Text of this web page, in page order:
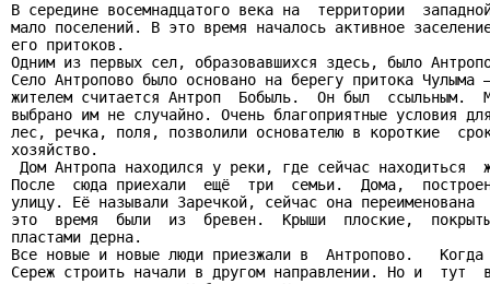
В середине восемнадцатого века на  территории
мало поселений. В это время началось активное
его притоков.
Одним из первых сел, образовавшихся здесь, было
Село Антропово было основано на берегу притока
жителем считается Антроп  Бобыль.  Он был  ссыльным.
выбрано им не случайно. Очень благоприятные условия
лес, речка, поля, позволили основателю в короткие
хозяйство.
Дом Антропа находился у реки, где сейчас находиться
После  сюда приехали  ещё  три  семьи.  Дома,
улицу. Её называли Заречкой, сейчас она
это  время  были  из  бревен.  Крыши  плоские,
пластами дерна.
Все новые и новые люди приезжали в  Антропово.
Сереж строить начали в другом направлении. Но и  тут